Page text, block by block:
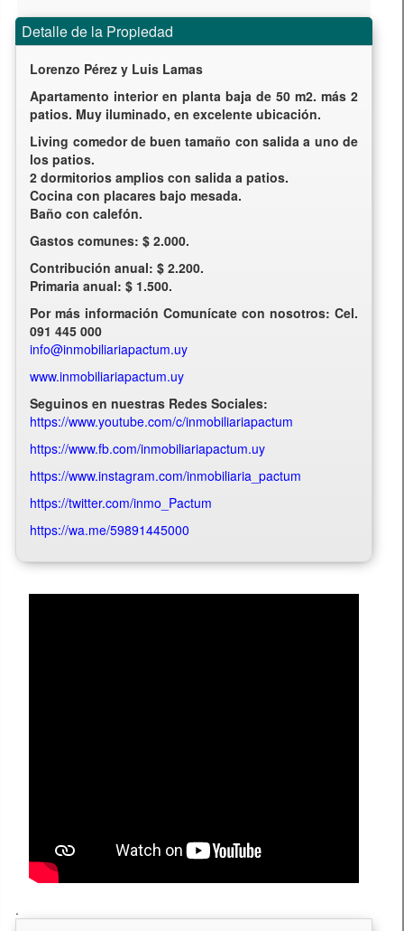
Detalle de la Propiedad
Lorenzo Pérez y Luis Lamas
Apartamento interior en planta baja de 50 m2. más 2
patios. Muy iluminado, en excelente ubicación.
Living comedor de buen tamaño con salida a uno de
los patios.
2 dormitorios amplios con salida a patios.
Cocina con placares bajo mesada.
Baño con calefón.
Gastos comunes: $ 2.000.
Contribución anual: $ 2.200.
Primaria anual: $ 1.500.
Por más información Comunícate con nosotros: Cel.
091 445 000
info@inmobiliariapactum.uy
www.inmobiliariapactum.uy
Seguinos en nuestras Redes Sociales:
https://www.youtube.com/c/inmobiliariapactum
https://www.fb.com/inmobiliariapactum.uy
https://www.instagram.com/inmobiliaria_pactum
https://twitter.com/inmo_Pactum
https://wa.me/59891445000
.